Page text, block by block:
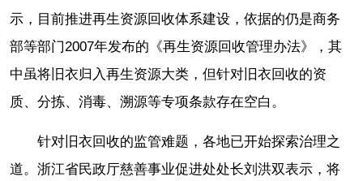
示，目前推进再生资源回收体系建设，依据的仍是商务
部等部门2007年发布的《再生资源回收管理办法》，其
中虽将旧衣归入再生资源大类，但针对旧衣回收的资
质、分拣、消毒、溯源等专项条款存在空白。
针对旧衣回收的监管难题，各地已开始探索治理之
道。浙江省民政厅慈善事业促进处处长刘洪双表示，将